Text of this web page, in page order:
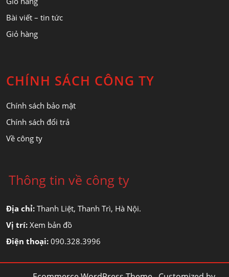
Bài viết – tin tức
Giỏ hàng
CHÍNH SÁCH CÔNG TY
Chính sách bảo mật
Chính sách đổi trả
Về công ty
Thông tin về công ty
Địa chỉ: Thanh Liệt, Thanh Trì, Hà Nội.
Vị trí: Xem bản đồ
Điện thoại: 090.328.3996